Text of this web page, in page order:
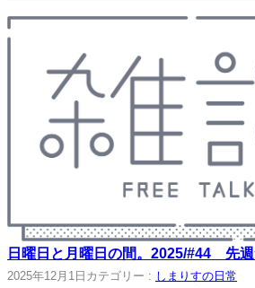
日曜日と月曜日の間。2025/#44 先週
2025年12月1日 カテゴリー : しまりすの日常